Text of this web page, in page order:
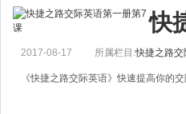
Excuse Me. Where&rsquo;s the
A. Excuse me. Where&rsquo;s the
快
2017-08-17 所属栏目:快捷之路交
《快捷之路交际英语》快速提高你的